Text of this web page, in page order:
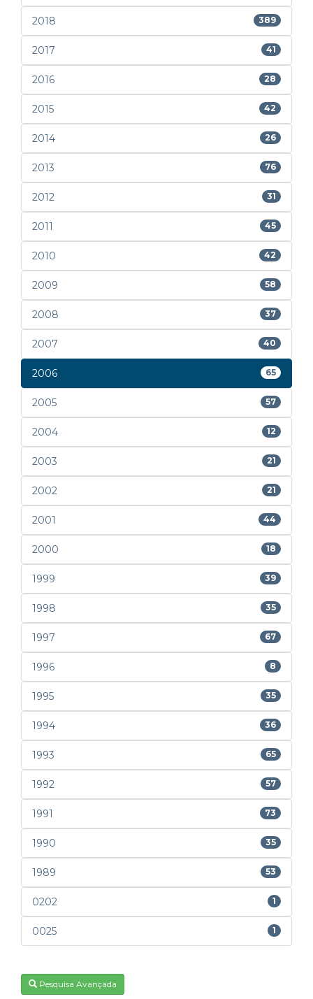
2018 389
2017 41
2016 28
2015 42
2014 26
2013 76
2012 31
2011 45
2010 42
2009 58
2008 37
2007 40
2006 65
2005 57
2004 12
2003 21
2002 21
2001 44
2000 18
1999 39
1998 35
1997 67
1996 8
1995 35
1994 36
1993 65
1992 57
1991 73
1990 35
1989 53
0202 1
0025 1
Pesquisa Avançada